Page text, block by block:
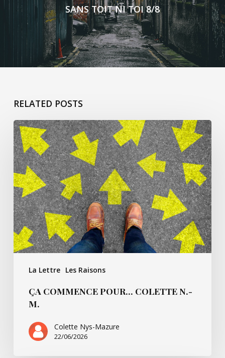
SANS TOIT NI TOI 8/8
RELATED POSTS
La Lettre Les Raisons
Ça
commence
pour…
Colette
N.-
M.
ÇA COMMENCE POUR… COLETTE N.-
M.
Colette Nys-Mazure
22/06/2026